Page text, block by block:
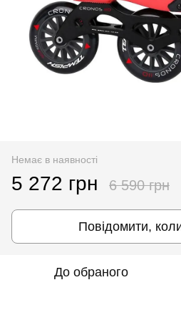
Немає в наявності
5 272 грн 6 590 грн
Повідомити,
До обраного